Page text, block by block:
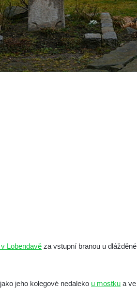
Lobendavě za vstupní branou u dlážděné
jeho kolegové nedaleko u mostku a ve